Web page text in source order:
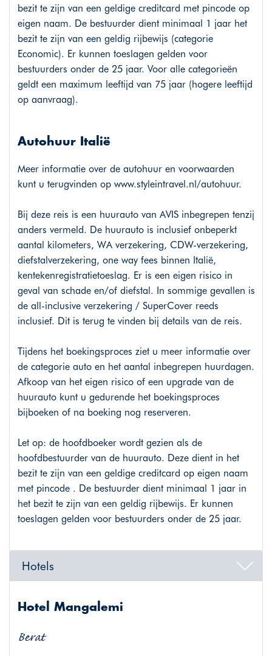
bezit te zijn van een geldige creditcard met pincode op
eigen naam. De bestuurder dient minimaal 1 jaar het
bezit te zijn van een geldig rijbewijs (categorie
Economic). Er kunnen toeslagen gelden voor
bestuurders onder de 25 jaar. Voor alle categorieën
geldt een maximum leeftijd van 75 jaar (hogere leeftijd
op aanvraag).
Autohuur Italië
Meer informatie over de autohuur en voorwaarden
kunt u terugvinden op www.styleintravel.nl/autohuur.
Bij deze reis is een huurauto van AVIS inbegrepen tenzij
anders vermeld. De huurauto is inclusief onbeperkt
aantal kilometers, WA verzekering, CDW-verzekering,
diefstalverzekering, one way fees binnen Italië,
kentekenregistratietoeslag. Er is een eigen risico in
geval van schade en/of diefstal. In sommige gevallen is
de all-inclusive verzekering / SuperCover reeds
inclusief. Dit is terug te vinden bij details van de reis.
Tijdens het boekingsproces ziet u meer informatie over
de categorie auto en het aantal inbegrepen huurdagen.
Afkoop van het eigen risico of een upgrade van de
huurauto kunt u gedurende het boekingsproces
bijboeken of na boeking nog reserveren.
Let op: de hoofdboeker wordt gezien als de
hoofdbestuurder van de huurauto. Deze dient in het
bezit te zijn van een geldige creditcard op eigen naam
met pincode . De bestuurder dient minimaal 1 jaar in
het bezit te zijn van een geldig rijbewijs. Er kunnen
toeslagen gelden voor bestuurders onder de 25 jaar.
Hotels
Hotel Mangalemi
Berat